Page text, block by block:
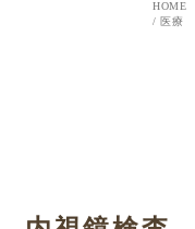
HOME
医療